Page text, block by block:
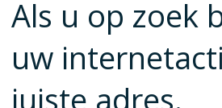
Als u op zoek
uw
juiste adres.